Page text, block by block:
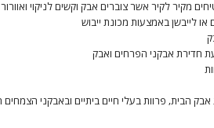
מקיר לקיר אשר צוברים אבק וקשים לניקוי ואוורור
לייבשן באמצעות מכונת ייבוש
חדירת אבקני הפרחים ואבק
הבית, פרוות בעלי חיים ביתיים ובאבקני